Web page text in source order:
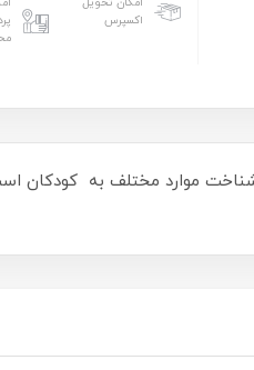
اکسپرس
شناخت موارد مختلف به